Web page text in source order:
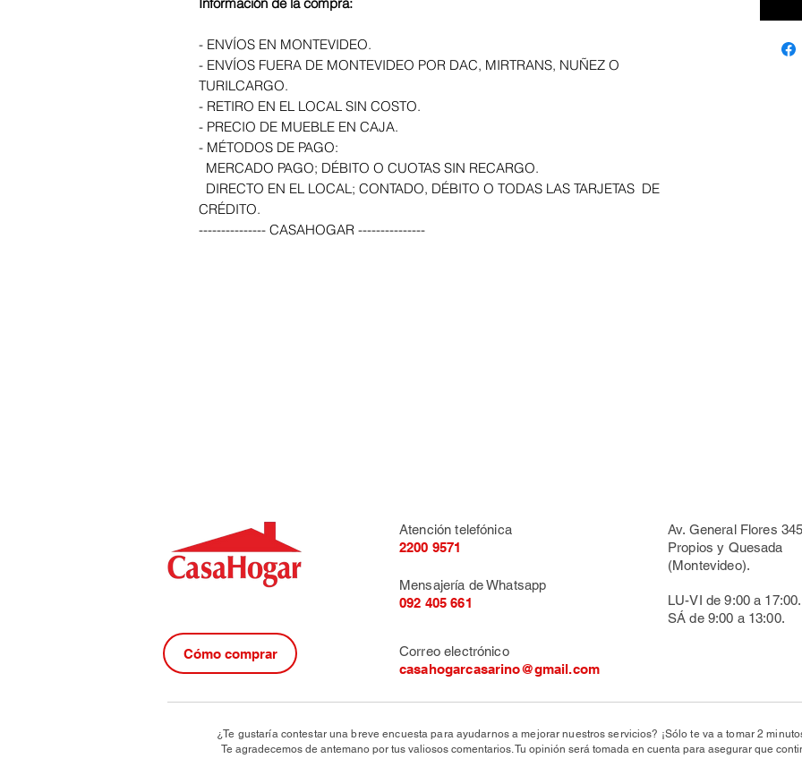
- ENVÍOS EN MONTEVIDEO.
- ENVÍOS FUERA DE MONTEVIDEO POR DAC, MIRTRANS, NUÑEZ O
TURILCARGO.
- RETIRO EN EL LOCAL SIN COSTO.
- PRECIO DE MUEBLE EN CAJA.
- MÉTODOS DE PAGO:
MERCADO PAGO; DÉBITO O CUOTAS SIN RECARGO.
DIRECTO EN EL LOCAL; CONTADO, DÉBITO O TODAS LAS TARJETAS DE
CRÉDITO.
--------------- CASAHOGAR ---------------
Atención telefónica
2200 9571
Mensajería de Whatsapp
092 405 661
Av. General Flores
Propios y Quesada
(Montevideo).
LU-VI de 9:00 a 17:00.
SÁ de 9:00 a 13:00.
Correo electrónico
casahogarcasarino@gmail.com
¿Te gustaría contestar una breve encuesta para ayudarnos a mejorar nuestros servicios? ¡Sólo te va a tomar 2
Te agradecemos de antemano por tus valiosos comentarios. Tu opinión será tomada en cuenta para asegurar que
Cómo comprar